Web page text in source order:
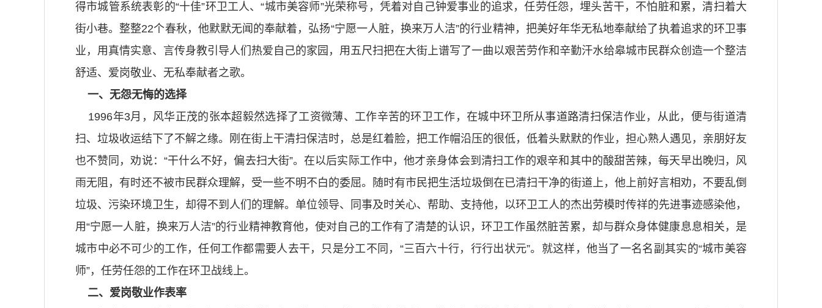
得市城管系统表彰的“十佳”环卫工人、“城市美容师”光荣称号，凭着对自己钟爱事业的追求，任劳任怨，埋头苦干，不怕脏和累，清扫着大
街小巷。整整22个春秋，他默默无闻的奉献着，弘扬“宁愿一人脏，换来万人洁”的行业精神，把美好年华无私地奉献给了执着追求的环卫事
业，用真情实意、言传身教引导人们热爱自己的家园，用五尺扫把在大街上谱写了一曲以艰苦劳作和辛勤汗水给皋城市民群众创造一个整洁
舒适、爱岗敬业、无私奉献者之歌。
一、无怨无悔的选择
1996年3月，风华正茂的张本超毅然选择了工资微薄、工作辛苦的环卫工作，在城中环卫所从事道路清扫保洁作业，从此，便与街道清
扫、垃圾收运结下了不解之缘。刚在街上干清扫保洁时，总是红着脸，把工作帽沿压的很低，低着头默默的作业，担心熟人遇见，亲朋好友
也不赞同，劝说：“干什么不好，偏去扫大街”。在以后实际工作中，他才亲身体会到清扫工作的艰辛和其中的酸甜苦辣，每天早出晚归，风
雨无阻，有时还不被市民群众理解，受一些不明不白的委屈。随时有市民把生活垃圾倒在已清扫干净的街道上，他上前好言相劝，不要乱倒
垃圾、污染环境卫生，却得不到人们的理解。单位领导、同事及时关心、帮助、支持他，以环卫工人的杰出劳模时传祥的先进事迹感染他，
用“宁愿一人脏，换来万人洁”的行业精神教育他，使对自己的工作有了清楚的认识，环卫工作虽然脏苦累，却与群众身体健康息息相关，是
城市中必不可少的工作，任何工作都需要人去干，只是分工不同，“三百六十行，行行出状元”。就这样，他当了一名名副其实的“城市美容
师”，任劳任怨的工作在环卫战线上。
二、爱岗敬业作表率